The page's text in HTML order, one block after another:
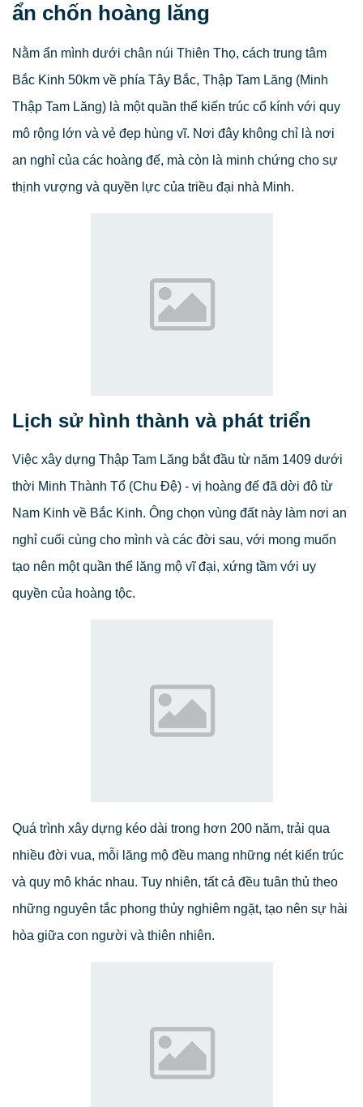
ẩn chốn hoàng lăng
Nằm ẩn mình dưới chân núi Thiên Thọ, cách trung tâm
Bắc Kinh 50km về phía Tây Bắc, Thập Tam Lăng (Minh
Thập Tam Lăng) là một quần thể kiến trúc cổ kính với quy
mô rộng lớn và vẻ đẹp hùng vĩ. Nơi đây không chỉ là nơi
an nghỉ của các hoàng đế, mà còn là minh chứng cho sự
thịnh vượng và quyền lực của triều đại nhà Minh.
Lịch sử hình thành và phát triển
Việc xây dựng Thập Tam Lăng bắt đầu từ năm 1409 dưới
thời Minh Thành Tổ (Chu Đệ) - vị hoàng đế đã dời đô từ
Nam Kinh về Bắc Kinh. Ông chọn vùng đất này làm nơi an
nghỉ cuối cùng cho mình và các đời sau, với mong muốn
tạo nên một quần thể lăng mộ vĩ đại, xứng tầm với uy
quyền của hoàng tộc.
Quá trình xây dựng kéo dài trong hơn 200 năm, trải qua
nhiều đời vua, mỗi lăng mộ đều mang những nét kiến trúc
và quy mô khác nhau. Tuy nhiên, tất cả đều tuân thủ theo
những nguyên tắc phong thủy nghiêm ngặt, tạo nên sự hài
hòa giữa con người và thiên nhiên.